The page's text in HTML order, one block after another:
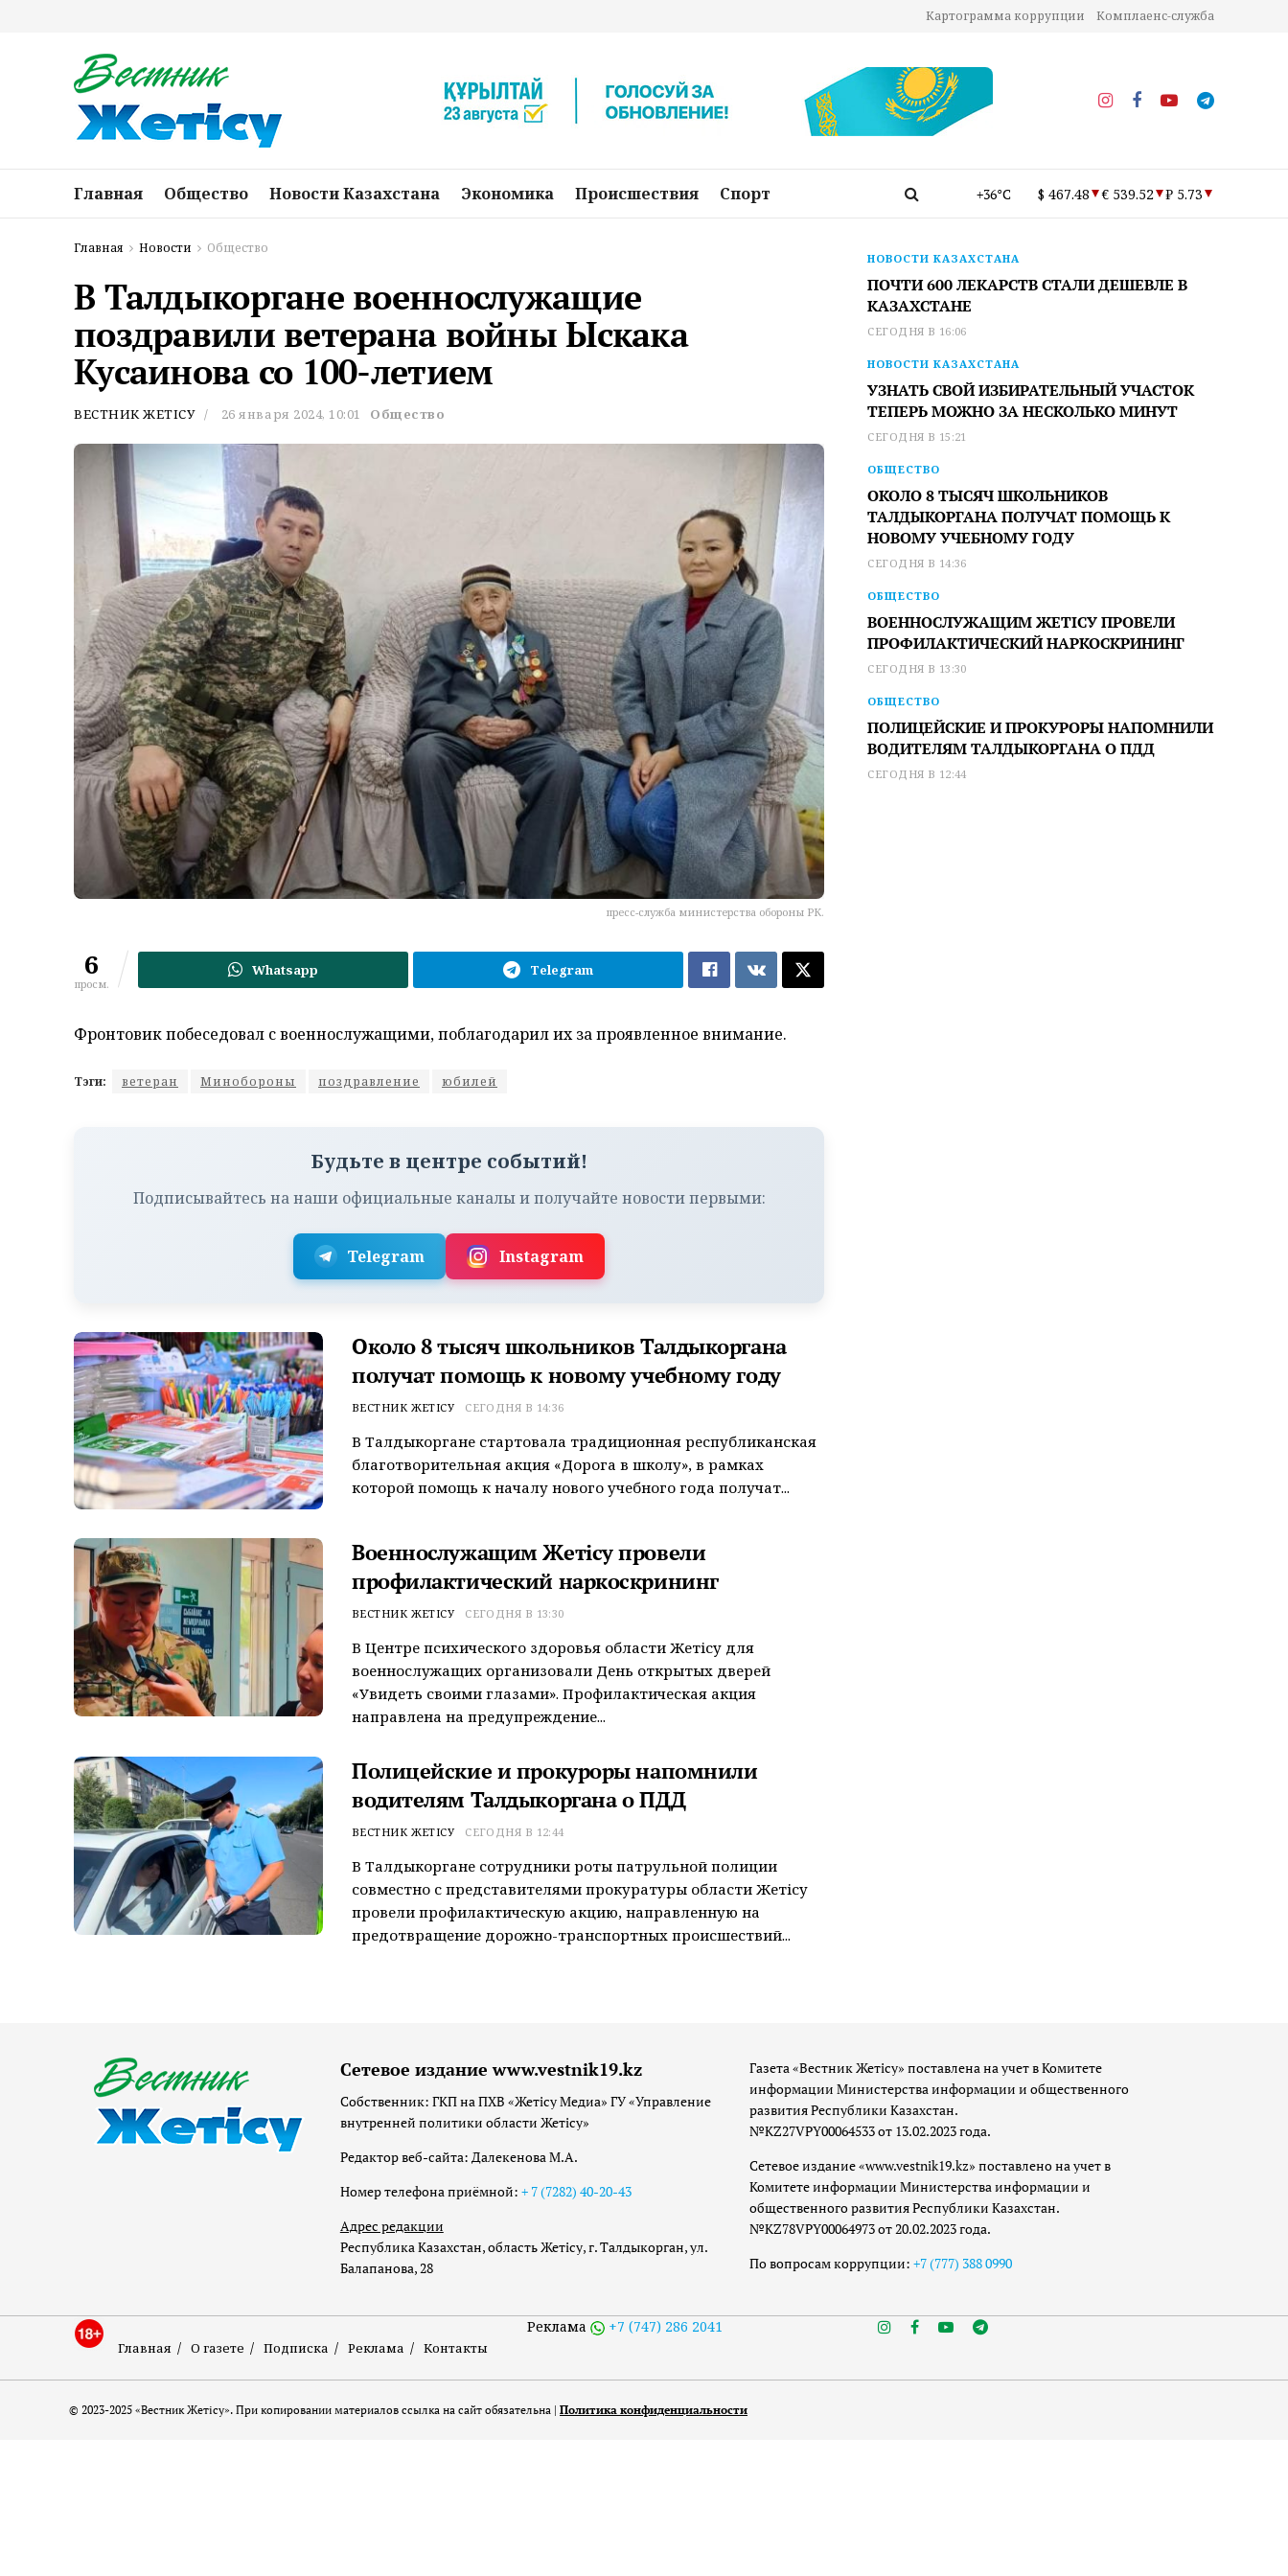
Картограмма коррупции Комплаенс-служба
Главная Общество Новости Казахстана Экономика Происшествия Спорт +36°C $ 467.48 € 539.52 ₽ 5.73
Главная Новости Общество
В Талдыкоргане военнослужащие
поздравили ветерана войны Ыскака
Кусаинова со 100-летием
ВЕСТНИК ЖЕТІСУ 26 января 2024, 10:01 Общество
пресс-служба министерства обороны РК.
6
просм.
Whatsapp Telegram
Фронтовик побеседовал с военнослужащими, поблагодарил их за проявленное внимание.
Тэги: ветеран Минобороны поздравление юбилей
Будьте в центре событий!
Подписывайтесь на наши официальные каналы и получайте новости первыми:
Telegram Instagram
Около 8 тысяч школьников Талдыкоргана
получат помощь к новому учебному году
ВЕСТНИК ЖЕТІСУ СЕГОДНЯ В 14:36
В Талдыкоргане стартовала традиционная республиканская
благотворительная акция «Дорога в школу», в рамках
которой помощь к началу нового учебного года получат...
Военнослужащим Жетісу провели
профилактический наркоскрининг
ВЕСТНИК ЖЕТІСУ СЕГОДНЯ В 13:30
В Центре психического здоровья области Жетісу для
военнослужащих организовали День открытых дверей
«Увидеть своими глазами». Профилактическая акция
направлена на предупреждение...
Полицейские и прокуроры напомнили
водителям Талдыкоргана о ПДД
ВЕСТНИК ЖЕТІСУ СЕГОДНЯ В 12:44
В Талдыкоргане сотрудники роты патрульной полиции
совместно с представителями прокуратуры области Жетісу
провели профилактическую акцию, направленную на
предотвращение дорожно-транспортных происшествий...
НОВОСТИ КАЗАХСТАНА
ПОЧТИ 600 ЛЕКАРСТВ СТАЛИ ДЕШЕВЛЕ В
КАЗАХСТАНЕ
СЕГОДНЯ В 16:06
НОВОСТИ КАЗАХСТАНА
УЗНАТЬ СВОЙ ИЗБИРАТЕЛЬНЫЙ УЧАСТОК
ТЕПЕРЬ МОЖНО ЗА НЕСКОЛЬКО МИНУТ
СЕГОДНЯ В 15:21
ОБЩЕСТВО
ОКОЛО 8 ТЫСЯЧ ШКОЛЬНИКОВ
ТАЛДЫКОРГАНА ПОЛУЧАТ ПОМОЩЬ К
НОВОМУ УЧЕБНОМУ ГОДУ
СЕГОДНЯ В 14:36
ОБЩЕСТВО
ВОЕННОСЛУЖАЩИМ ЖЕТІСУ ПРОВЕЛИ
ПРОФИЛАКТИЧЕСКИЙ НАРКОСКРИНИНГ
СЕГОДНЯ В 13:30
ОБЩЕСТВО
ПОЛИЦЕЙСКИЕ И ПРОКУРОРЫ НАПОМНИЛИ
ВОДИТЕЛЯМ ТАЛДЫКОРГАНА О ПДД
СЕГОДНЯ В 12:44
Сетевое издание www.vestnik19.kz
Собственник: ГКП на ПХВ «Жетісу Медиа» ГУ «Управление
внутренней политики области Жетісу»
Редактор веб-сайта: Далекенова М.А.
Номер телефона приёмной: + 7 (7282) 40-20-43
Адрес редакции
Республика Казахстан, область Жетісу, г. Талдыкорган, ул.
Балапанова, 28
Газета «Вестник Жетісу» поставлена на учет в Комитете
информации Министерства информации и общественного
развития Республики Казахстан.
№KZ27VPY00064533 от 13.02.2023 года.
Сетевое издание «www.vestnik19.kz» поставлено на учет в
Комитете информации Министерства информации и
общественного развития Республики Казахстан.
№KZ78VPY00064973 от 20.02.2023 года.
По вопросам коррупции: +7 (777) 388 0990
Главная О газете Подписка Реклама Контакты
Реклама +7 (747) 286 2041
© 2023-2025 «Вестник Жетісу». При копировании материалов ссылка на сайт обязательна | Политика конфиденциальности